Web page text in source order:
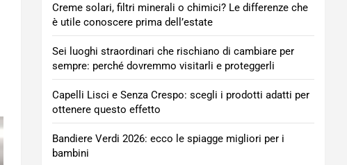
Creme solari, filtri minerali o chimici? Le differenze che
è utile conoscere prima dell’estate
Sei luoghi straordinari che rischiano di cambiare per
sempre: perché dovremmo visitarli e proteggerli
Capelli Lisci e Senza Crespo: scegli i prodotti adatti per
ottenere questo effetto
Bandiere Verdi 2026: ecco le spiagge migliori per i
bambini